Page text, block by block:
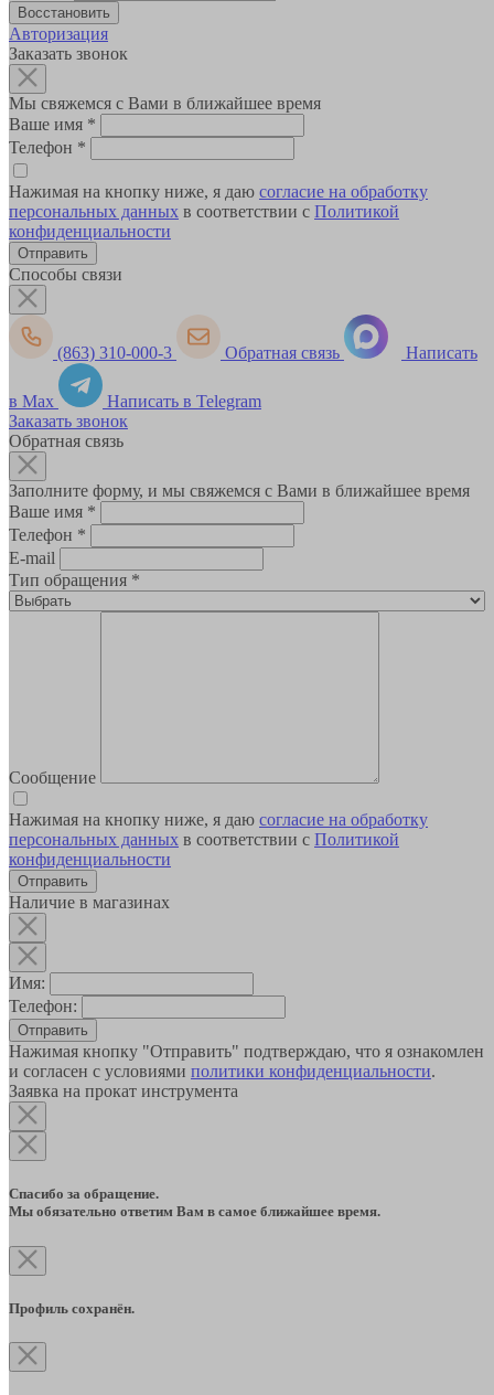
Авторизация
Заказать звонок
Мы свяжемся с Вами в ближайшее время
Ваше имя *
Телефон *
Нажимая на кнопку ниже, я даю согласие на обработку
персональных данных в соответствии с Политикой
конфиденциальности
Способы связи
(863) 310-000-3 Обратная связь Написать
в Max
Написать в Telegram
Заказать звонок
Обратная связь
Заполните форму, и мы свяжемся с Вами в ближайшее время
Ваше имя *
Телефон *
E-mail
Тип обращения *
Сообщение
Нажимая на кнопку ниже, я даю согласие на обработку
персональных данных в соответствии с Политикой
конфиденциальности
Наличие в магазинах
Имя:
Телефон:
Отправить
Нажимая кнопку "Отправить" подтверждаю, что я ознакомлен
и согласен с условиями политики конфиденциальности.
Заявка на прокат инструмента
Спасибо за обращение.
Мы обязательно ответим Вам в самое ближайшее время.
Профиль сохранён.